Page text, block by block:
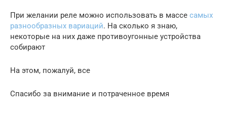
При желании реле можно использовать в массе самых
разнообразных вариаций. На сколько я знаю,
некоторые на них даже противоугонные устройства
собирают
На этом, пожалуй, все
Спасибо за внимание и потраченное время